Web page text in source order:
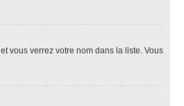
vous verrez votre nom dans la liste. Vous